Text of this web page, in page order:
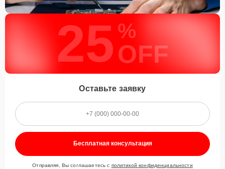
25 %
OFF
Оставьте заявку
Бесплатная консультация
Отправляя, Вы соглашаетесь с политикой конфиденциальности